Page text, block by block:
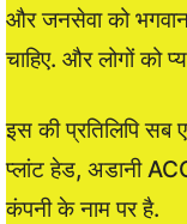
और जनसेवा को
चाहिए. और लोगों को
इस की प्रतिलिपि सब
प्लांट हेड, अडानी
कंपनी के नाम पर है.